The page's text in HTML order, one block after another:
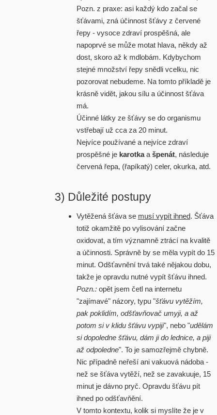
Pozn. z praxe: asi každý kdo začal se
šťávami, zná účinnost šťávy z červené
řepy - vysoce zdraví prospěšná, ale
napoprvé se může motat hlava, někdy až
dost, skoro až k mdlobám. Kdybychom
stejné množství řepy snědli vcelku, nic
pozorovat nebudeme. Na tomto příkladě je
krásně vidět, jakou sílu a účinnost šťáva
má.
Účinné látky ze šťávy se do organismu
vstřebají už cca za 20 minut.
Nejvíce používané a nejvíce zdraví
prospěšné je karotkaa špenát, následuje
červená řepa, (řapíkatý) celer, okurka, atd.
3) Důležité postupy
Vytěžená šťáva se musí vypít ihned. Šťáva
totiž okamžitě po vylisování začne
oxidovat, a tím významně ztrácí na kvalitě
a účinnosti. Správně by se měla vypít do 15
minut. Odšťavnění trvá také nějakou dobu,
takže je opravdu nutné vypít šťávu ihned.
Pozn.:opět jsem četl na internetu
"zajímavé" názory, typu "šťávu vytěžím,
pak poklidím, odšťavňovač umyji, a až
potom si v klidu šťávu vypiji", nebo "udělám
si dopoledne šťávu, dám ji do lednice, a piji
až odpoledne". To je samozřejmě chybně.
Nic případně neřeší ani vakuová nádoba -
než se šťáva vytěží, než se zavakuuje, 15
minut je dávno pryč. Opravdu šťávu pít
ihned po odšťavňění.
V tomto kontextu, kolik si myslíte že je v